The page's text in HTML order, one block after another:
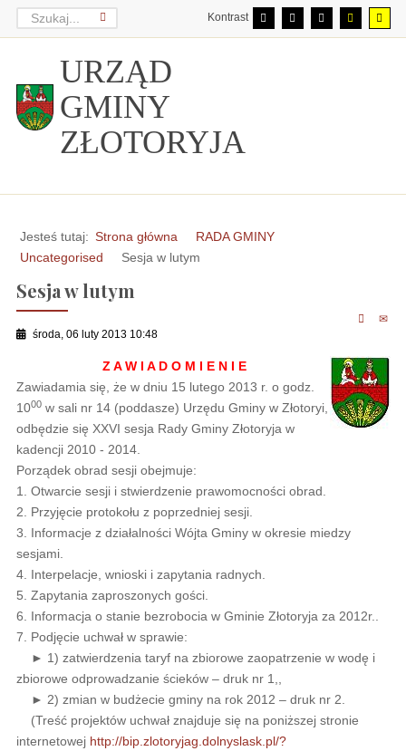
Kontrast
URZĄD
GMINY
ZŁOTORYJA
Jesteś tutaj: Strona główna
RADA GMINY
Uncategorised
Sesja w lutym
Sesja w lutym
środa, 06 luty 2013 10:48
Z A W I A D O M I E N I E
Zawiadamia się, że w dniu 15 lutego 2013 r. o godz.
1000w sali nr 14 (poddasze) Urzędu Gminy w Złotoryi,
odbędzie się XXVI sesja Rady Gminy Złotoryja w
kadencji 2010 - 2014.
Porządek obrad sesji obejmuje:
1. Otwarcie sesji i stwierdzenie prawomocności obrad.
2. Przyjęcie protokołu z poprzedniej sesji.
3. Informacje z działalności Wójta Gminy w okresie miedzy
sesjami.
4. Interpelacje, wnioski i zapytania radnych.
5. Zapytania zaproszonych gości.
6. Informacja o stanie bezrobocia w Gminie Złotoryja za 2012r..
7. Podjęcie uchwał w sprawie:
► 1) zatwierdzenia taryf na zbiorowe zaopatrzenie w wodę i
zbiorowe odprowadzanie ścieków – druk nr 1,,
► 2) zmian w budżecie gminy na rok 2012 – druk nr 2.
(Treść projektów uchwał znajduje się na poniższej stronie
internetowej http://bip.zlotoryjag.dolnyslask.pl/?